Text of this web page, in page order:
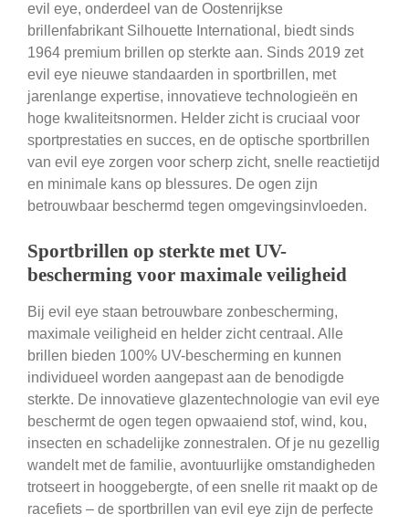
evil eye, onderdeel van de Oostenrijkse
brillenfabrikant Silhouette International, biedt sinds
1964 premium brillen op sterkte aan. Sinds 2019 zet
evil eye nieuwe standaarden in sportbrillen, met
jarenlange expertise, innovatieve technologieën en
hoge kwaliteitsnormen. Helder zicht is cruciaal voor
sportprestaties en succes, en de optische sportbrillen
van evil eye zorgen voor scherp zicht, snelle reactietijd
en minimale kans op blessures. De ogen zijn
betrouwbaar beschermd tegen omgevingsinvloeden.
Sportbrillen op sterkte met UV-
bescherming voor maximale veiligheid
Bij evil eye staan betrouwbare zonbescherming,
maximale veiligheid en helder zicht centraal. Alle
brillen bieden 100% UV-bescherming en kunnen
individueel worden aangepast aan de benodigde
sterkte. De innovatieve glazentechnologie van evil eye
beschermt de ogen tegen opwaaiend stof, wind, kou,
insecten en schadelijke zonnestralen. Of je nu gezellig
wandelt met de familie, avontuurlijke omstandigheden
trotseert in hooggebergte, of een snelle rit maakt op de
racefiets – de sportbrillen van evil eye zijn de perfecte